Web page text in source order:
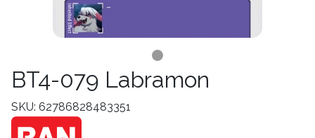
BT4-079 Labramon
SKU: 62786828483351